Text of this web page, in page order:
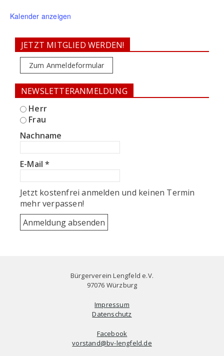
Kalender anzeigen
JETZT MITGLIED WERDEN!
Zum Anmeldeformular
NEWSLETTERANMELDUNG
Herr
Frau
Nachname
E-Mail*
Jetzt kostenfrei anmelden und keinen Termin
mehr verpassen!
Bürgerverein Lengfeld e.V.
97076 Würzburg
Impressum
Datenschutz
Facebook
vorstand@bv-lengfeld.de